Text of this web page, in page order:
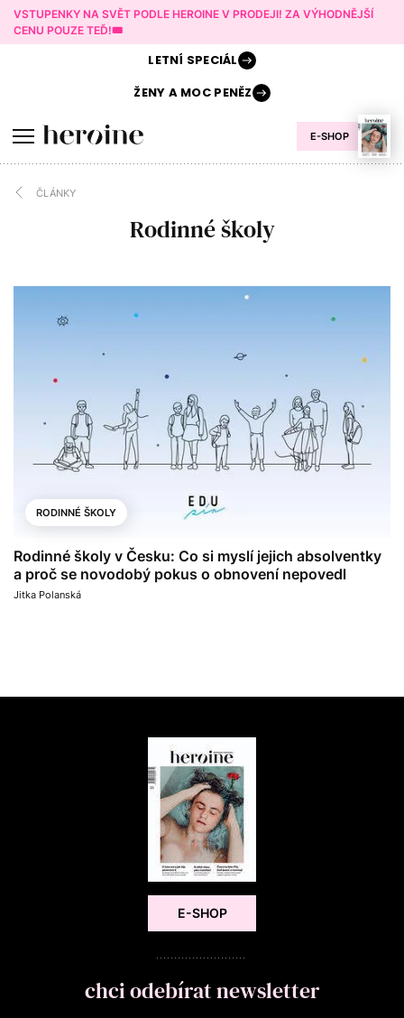
VSTUPENKY NA SVĚT PODLE HEROINE V PRODEJI! ZA VÝHODNĚJŠÍ
CENU POUZE TEĎ!🎟️
E-SHOP
LETNÍ SPECIÁL
ŽENY AMOC PENĚZ
ČLÁNKY
Rodinné školy
RODINNÉ ŠKOLY
Rodinné školy v Česku: Co si myslí jejich absolventky
a proč se novodobý pokus o obnovení nepovedl
Jitka Polanská
E-SHOP
chci odebírat newsletter